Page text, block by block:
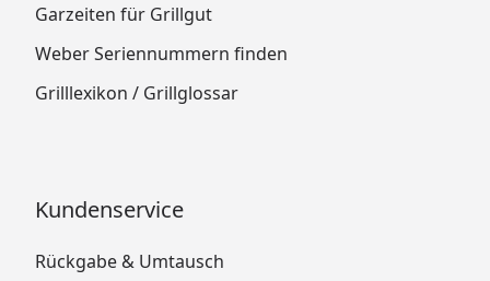
Garzeiten für Grillgut
Weber Seriennummern finden
Grilllexikon / Grillglossar
Kundenservice
Rückgabe & Umtausch